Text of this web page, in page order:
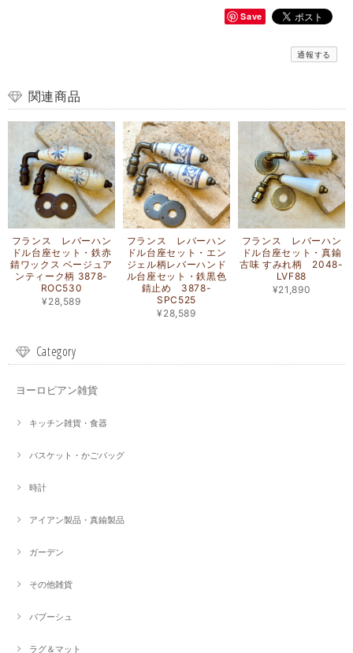
Save
通報する
関連商品
フランス レバーハン
ドル台座セット・鉄赤
錆ワックス ベージュア
ンティーク柄 3878-
ROC530
¥28,589
フランス レバーハン
ドル台座セット・エン
ジェル柄レバーハンド
ル台座セット・鉄黒色
錆止め 3878-
SPC525
¥28,589
フランス レバーハン
ドル台座セット・真鍮
古味 すみれ柄 2048-
LVF88
¥21,890
Category
ヨーロピアン雑貨
キッチン雑貨・食器
バスケット・かごバッグ
時計
アイアン製品・真鍮製品
ガーデン
その他雑貨
バブーシュ
ラグ＆マット